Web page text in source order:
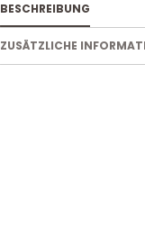
BESCHREIBUNG
ZUSÄTZLICHE